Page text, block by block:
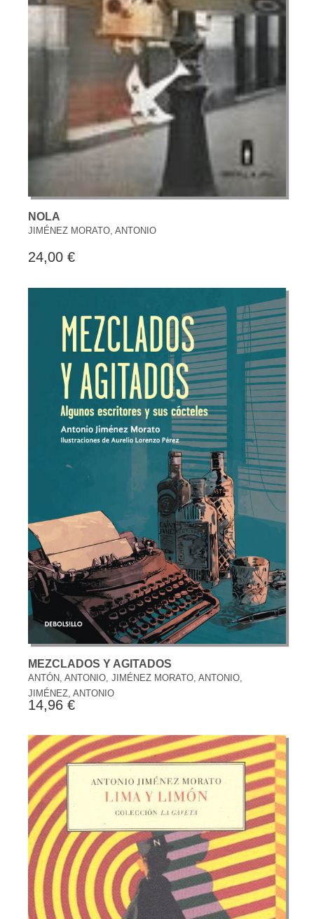
NOLA
JIMÉNEZ MORATO, ANTONIO
24,00 €
MEZCLADOS Y AGITADOS
ANTÓN, ANTONIO, JIMÉNEZ MORATO, ANTONIO,
JIMÉNEZ, ANTONIO
14,96 €